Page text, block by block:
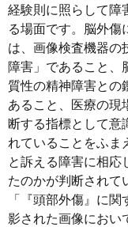
経験則に照らして障
る場面です。脳外傷
は、画像検査機器の
障害」であること、
質性の精神障害との
あること、医療の現
断する指標として意
れていることをふま
と訴える障害に相応
たのかが判断されて
「『頭部外傷』に
影された画像におい